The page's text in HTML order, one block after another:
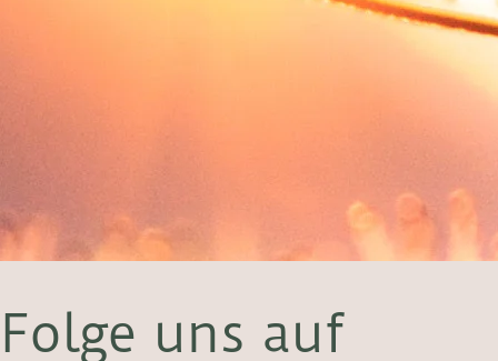
Folge uns auf